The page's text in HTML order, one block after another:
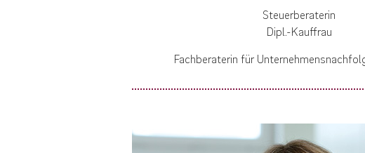
Steuerberaterin
Dipl.-Kauffrau
Fachberaterin für